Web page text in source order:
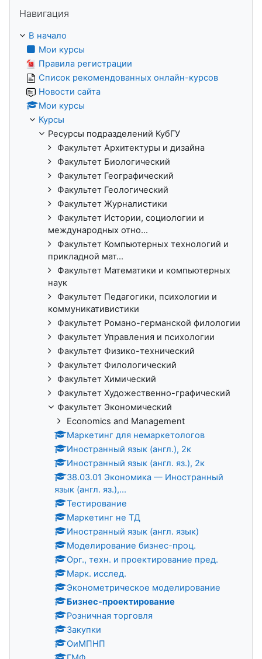
Навигация
В начало
Мои курсы
Правила регистрации
Список рекомендованных онлайн-курсов
Новости сайта
Мои курсы
Курсы
Ресурсы подразделений КубГУ
Факультет Архитектуры и дизайна
Факультет Биологический
Факультет Географический
Факультет Геологический
Факультет Журналистики
Факультет Истории, социологии и
международных отно...
Факультет Компьютерных технологий и
прикладной мат...
Факультет Математики и компьютерных
наук
Факультет Педагогики, психологии и
коммуникативистики
Факультет Романо-германской филологии
Факультет Управления и психологии
Факультет Физико-технический
Факультет Филологический
Факультет Химический
Факультет Художественно-графический
Факультет Экономический
Economics and Management
Маркетинг для немаркетологов
Иностранный язык (англ.), 2к
Иностранный язык (англ. яз.), 2к
38.03.01 Экономика — Иностранный
язык (англ. яз.),...
Тестирование
Маркетинг не ТД
Иностранный язык (англ. язык)
Моделирование бизнес-проц.
Орг., техн. и проектирование пред.
Марк. исслед.
Эконометрическое моделирование
Бизнес-проектирование
Розничная торговля
Закупки
ОиМПНП